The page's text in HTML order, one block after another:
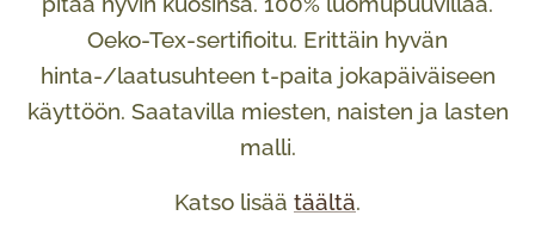
Oeko-Tex-sertifioitu. Erittäin hyvän
hinta-/laatusuhteen t-paita jokapäiväiseen
käyttöön. Saatavilla miesten, naisten ja lasten
malli.
Katso lisää täältä.